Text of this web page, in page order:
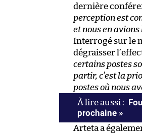
dernière
perception est
et nous en avions
Interrogé sur le
dégraisser
certains postes
partir, c’est la
postes où nous
prochaine »
Arteta a